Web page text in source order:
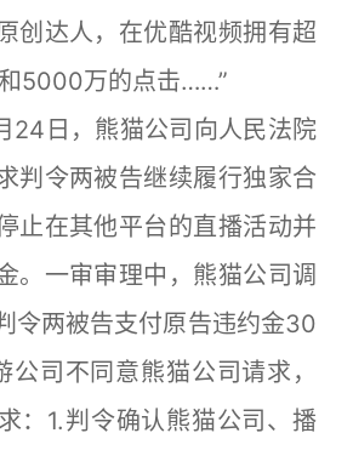
创达人，在优酷视频拥有超
5000万的点击……”
日，熊猫公司向人民法院
判令两被告继续履行独家合
止在其他平台的直播活动并
。一审审理中，熊猫公司调
令两被告支付原告违约金30
司不同意熊猫公司请求，
：1.判令确认熊猫公司、播